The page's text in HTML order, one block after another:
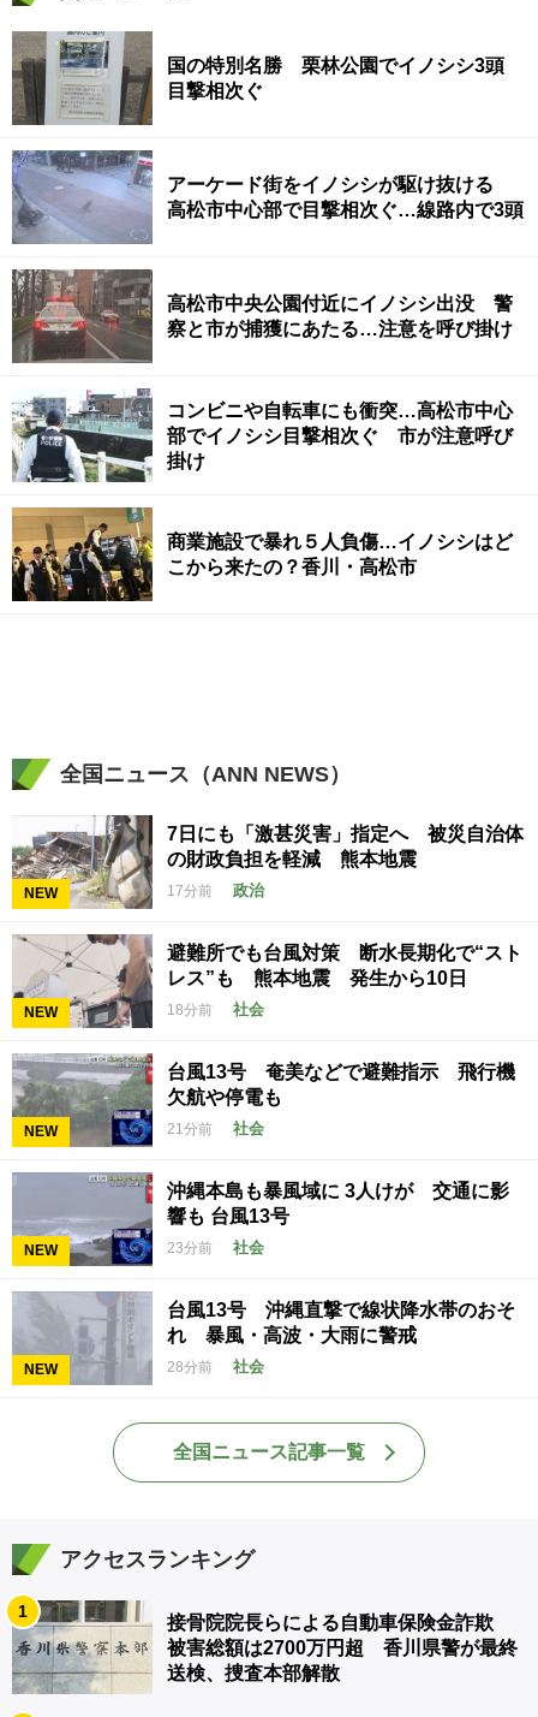
国の特別名勝 栗林公園でイノシシ3頭
目撃相次ぐ
アーケード街をイノシシが駆け抜ける
高松市中心部で目撃相次ぐ…線路内で3頭
高松市中央公園付近にイノシシ出没 警
察と市が捕獲にあたる…注意を呼び掛け
コンビニや自転車にも衝突…高松市中心
部でイノシシ目撃相次ぐ 市が注意呼び
掛け
商業施設で暴れ５人負傷…イノシシはど
こから来たの？香川・高松市
全国ニュース（ANN NEWS）
NEW
7日にも「激甚災害」指定へ 被災自治体
の財政負担を軽減 熊本地震
17分前 政治
NEW
避難所でも台風対策 断水長期化で“スト
レス”も 熊本地震 発生から10日
18分前 社会
NEW
台風13号 奄美などで避難指示 飛行機
欠航や停電も
21分前 社会
NEW
沖縄本島も暴風域に 3人けが 交通に影
響も 台風13号
23分前 社会
NEW
台風13号 沖縄直撃で線状降水帯のおそ
れ 暴風・高波・大雨に警戒
28分前 社会
全国ニュース記事一覧
アクセスランキング
1
接骨院院長らによる自動車保険金詐欺
被害総額は2700万円超 香川県警が最終
送検、捜査本部解散